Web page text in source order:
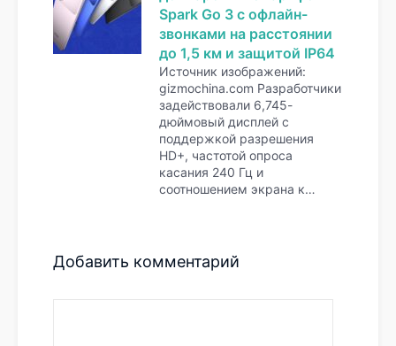
Spark Go 3 с офлайн-
звонками на расстоянии
до 1,5 км и защитой IP64
Источник изображений:
gizmochina.com Разработчики
задействовали 6,745-
дюймовый дисплей с
поддержкой разрешения
HD+, частотой опроса
касания 240 Гц и
соотношением экрана к…
Добавить комментарий